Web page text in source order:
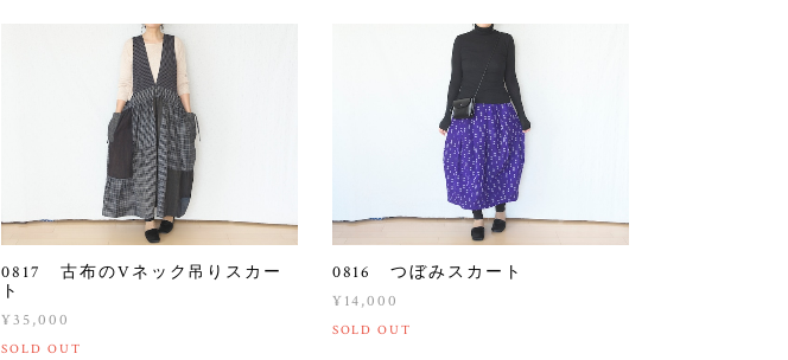
0817 古布のVネック吊りスカー
ト
¥35,000
SOLD OUT
0816 つぼみスカート
¥14,000
SOLD OUT